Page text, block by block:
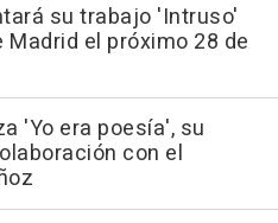
su trabajo 'Intruso'
Madrid el próximo 28 de
'Yo era poesía', su
con el